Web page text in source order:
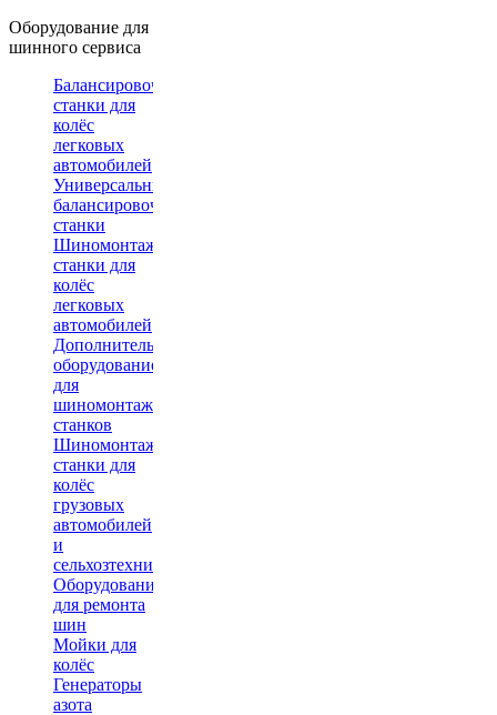
Оборудование для
шинного сервиса
Балансировочные
станки для
колёс
легковых
автомобилей
Универсальные
балансировочные
станки
Шиномонтажные
станки для
колёс
легковых
автомобилей
Дополнительное
оборудование
для
шиномонтажных
станков
Шиномонтажные
станки для
колёс
грузовых
автомобилей
и
сельхозтехники
Оборудование
для ремонта
шин
Мойки для
колёс
Генераторы
азота